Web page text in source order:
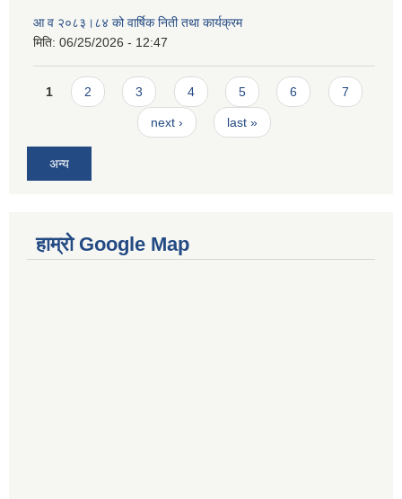
आ व २०८३।८४ को वार्षिक निती तथा कार्यक्रम
मिति: 06/25/2026 - 12:47
Pages
1 2 3 4 5 6 7
next › last »
अन्य
हाम्रो Google Map